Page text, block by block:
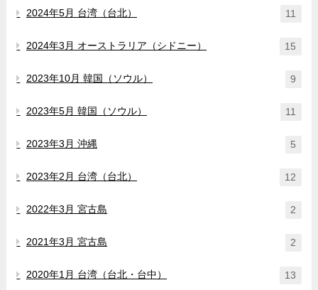
2024年5月 台湾（台北） 11
2024年3月 オーストラリア（シドニー） 15
2023年10月 韓国（ソウル） 9
2023年5月 韓国（ソウル） 11
2023年3月 沖縄 5
2023年2月 台湾（台北） 12
2022年3月 宮古島 2
2021年3月 宮古島 2
2020年1月 台湾（台北・台中） 13